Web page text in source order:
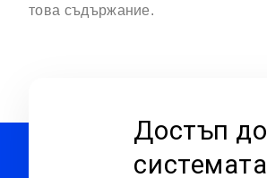
това съдържание.
Достъп до
системата